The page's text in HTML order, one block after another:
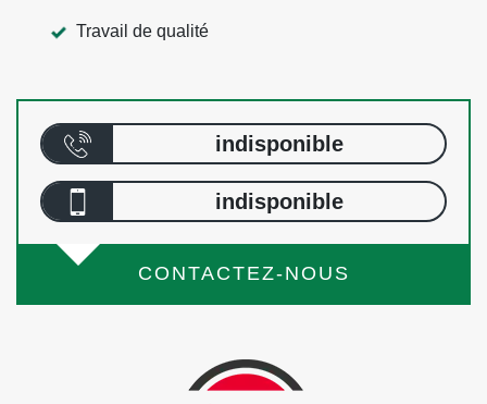
Travail de qualité
indisponible
indisponible
CONTACTEZ-NOUS